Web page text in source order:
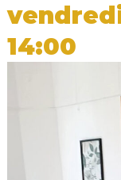
14:00